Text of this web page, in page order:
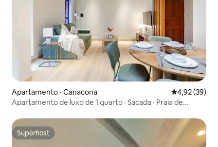
Apartamento ⋅ Canacona 4,92 de uma
4,92 (39)
Apartamento de luxo de 1 quarto · Sacada · Praia de
Superhost
Superhost